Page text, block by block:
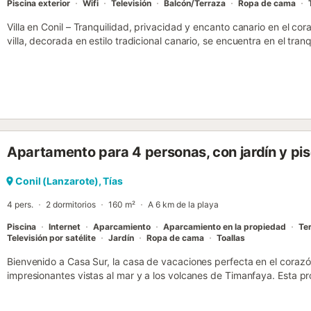
Piscina exterior Wifi Televisión Balcón/Terraza Ropa de cama
Villa en Conil – Tranquilidad, privacidad y encanto canario en el
villa, decorada en estilo tradicional canario, se encuentra en el
volcánicos, zonas vinícolas y playas, ofrece descanso lejos del
excelente conexión con muchos puntos destacados de la isla. La
sus singulares viñedos volcánicos y bodegas, se encuentra a
populares localidades de Puerto del Carmen, Tías y Yaiza.
para agradables veladas * Amplio salón con mucho espacio para
estancia cómoda Dormitorios y baños Planta baja * Amplio
con balcón * Dormitorio con dos camas individuales La villa
Apartamento para 4 personas, con jardín y
Conil (Lanzarote), Tías
4 pers. 2 dormitorios 160 m² A 6 km de la playa
Piscina Internet Aparcamiento Aparcamiento en la propiedad
Televisión por satélite
Jardín Ropa de cama Toallas
Bienvenido a Casa Sur, la casa de vacaciones perfecta en el
impresionantes vistas al mar y a los volcanes de Timanfaya. Esta
vacaciones inolvidables. Espacio para la Relajación Casa Sur se